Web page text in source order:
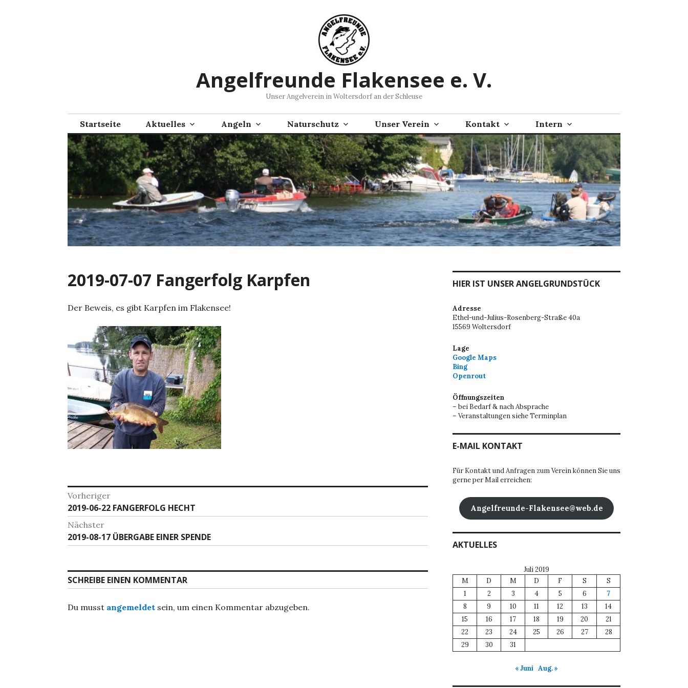
Angelfreunde Flakensee e. V.
Unser Angelverein in Woltersdorf an der Schleuse
Startseite Aktuelles Angeln Naturschutz Unser Verein Kontakt Intern
2019-07-07 Fangerfolg Karpfen
Der Beweis, es gibt Karpfen im Flakensee!
Beitragsnavigation
Vorheriger
Vorheriger
Beitrag:
2019-06-22 FANGERFOLG HECHT
Nächster
Nächster
Beitrag:
2019-08-17 ÜBERGABE EINER SPENDE
SCHREIBE EINEN KOMMENTAR
Du musst angemeldet sein, um einen Kommentar abzugeben.
HIER IST UNSER ANGELGRUNDSTÜCK
Adresse
Ethel-und-Julius-Rosenberg-Straße 40a
15569 Woltersdorf
Lage
Google Maps
Bing
Openrout
Öffnungszeiten
– bei Bedarf & nach Absprache
– Veranstaltungen siehe Terminplan
E-MAIL KONTAKT
Für Kontakt und Anfragen zum Verein können Sie uns
gerne per Mail erreichen:
Angelfreunde-Flakensee@web.de
AKTUELLES
Juli 2019
M
D M D F S
S
1
2 3 4 5 6
7
8
9 10 11 12 13
14
15
16 17 18 19 20
21
22
23 24 25 26 27
28
29
30 31
« Juni Aug. »